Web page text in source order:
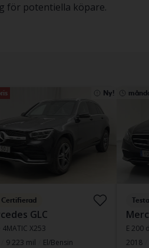
för potentiella köpare.
Ny!
Certifierad
GLC
4MATIC X253
9 223 mil
El/Bensin
E 200
2018